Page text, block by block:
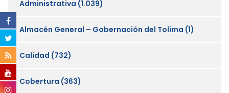
Administrativa (1.039)
Almacén General – Gobernación del Tolima (1)
Calidad (732)
Cobertura (363)